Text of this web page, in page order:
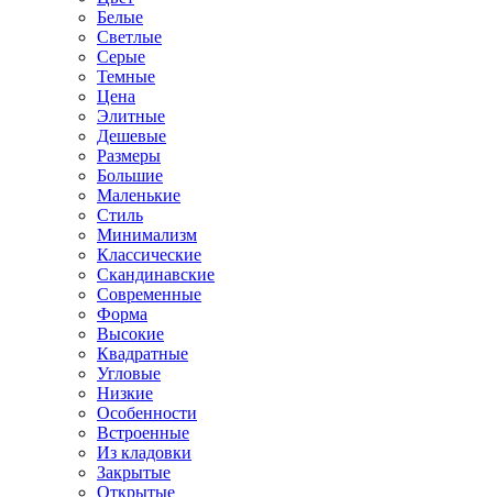
Белые
Светлые
Серые
Темные
Цена
Элитные
Дешевые
Размеры
Большие
Маленькие
Стиль
Минимализм
Классические
Скандинавские
Современные
Форма
Высокие
Квадратные
Угловые
Низкие
Особенности
Встроенные
Из кладовки
Закрытые
Открытые